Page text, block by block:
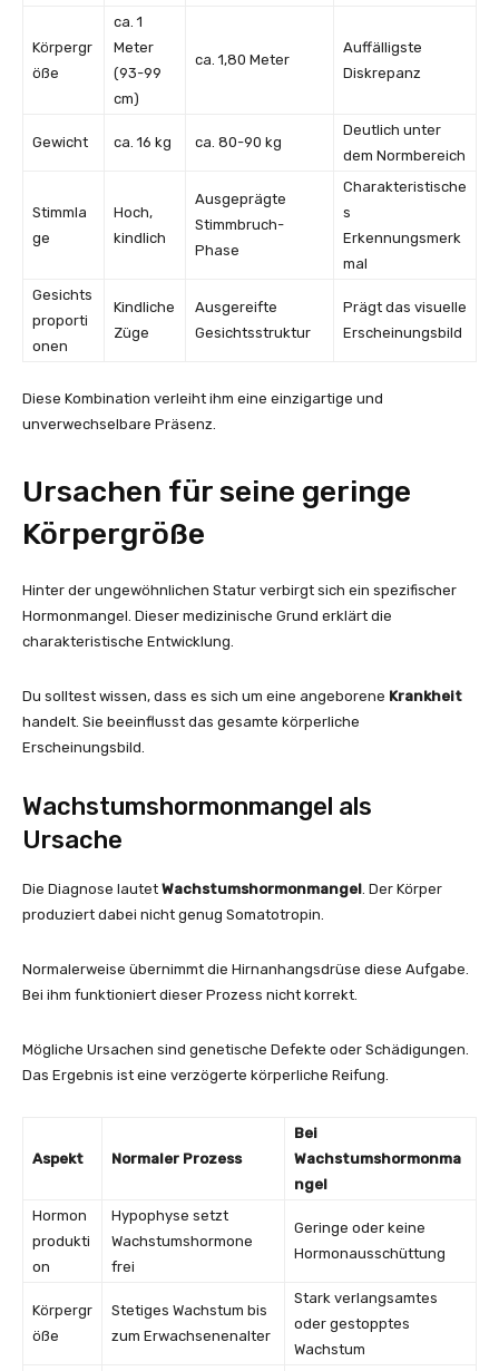
Körpergr
öße
ca. 1
Meter
(93-99
cm)
ca. 1,80 Meter
Auffälligste
Diskrepanz
Gewicht ca. 16 kg ca. 80-90 kg
Deutlich unter
dem Normbereich
Stimmla
ge
Hoch,
kindlich
Ausgeprägte
Stimmbruch-
Phase
Charakteristische
s
Erkennungsmerk
mal
Gesichts
proporti
onen
Kindliche
Züge
Ausgereifte
Gesichtsstruktur
Prägt das visuelle
Erscheinungsbild
Diese Kombination verleiht ihm eine einzigartige und
unverwechselbare Präsenz.
Ursachen für seine geringe
Körpergröße
Hinter der ungewöhnlichen Statur verbirgt sich ein spezifischer
Hormonmangel. Dieser medizinische Grund erklärt die
charakteristische Entwicklung.
Du solltest wissen, dass es sich um eine angeborene Krankheit
handelt. Sie beeinflusst das gesamte körperliche
Erscheinungsbild.
Wachstumshormonmangel als
Ursache
Die Diagnose lautet Wachstumshormonmangel. Der Körper
produziert dabei nicht genug Somatotropin.
Normalerweise übernimmt die Hirnanhangsdrüse diese Aufgabe.
Bei ihm funktioniert dieser Prozess nicht korrekt.
Mögliche Ursachen sind genetische Defekte oder Schädigungen.
Das Ergebnis ist eine verzögerte körperliche Reifung.
Aspekt Normaler Prozess
Bei
Wachstumshormonma
ngel
Hormon
produkti
on
Hypophyse setzt
Wachstumshormone
frei
Geringe oder keine
Hormonausschüttung
Körpergr
öße
Stetiges Wachstum bis
zum Erwachsenenalter
Stark verlangsamtes
oder gestopptes
Wachstum